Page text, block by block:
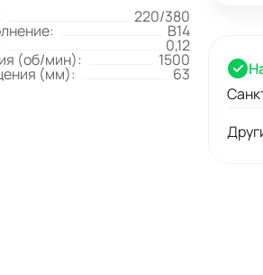
220/380
B14
0,12
(об/мин): 1500
(мм): 63